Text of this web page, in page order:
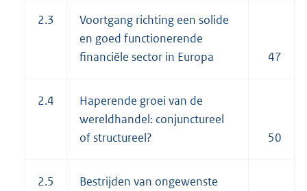
2.3
Voortgang richting een solide
en goed functionerende
financiële sector in Europa
47
2.4
Haperende groei van de
wereldhandel: conjunctureel
of structureel?
50
2.5
Bestrijden van ongewenste